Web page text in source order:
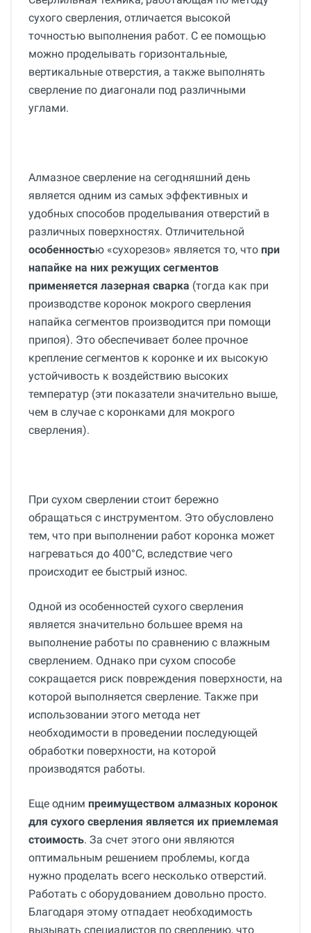
сухого сверления, отличается высокой
точностью выполнения работ. С ее помощью
можно проделывать горизонтальные,
вертикальные отверстия, а также выполнять
сверление по диагонали под различными
углами.
Алмазное сверление на сегодняшний день
является одним из самых эффективных и
удобных способов проделывания отверстий в
различных поверхностях. Отличительной
особенностью «сухорезов» является то, что при
напайке на них режущих сегментов
применяется лазерная сварка (тогда как при
производстве коронок мокрого сверления
напайка сегментов производится при помощи
припоя). Это обеспечивает более прочное
крепление сегментов к коронке и их высокую
устойчивость к воздействию высоких
температур (эти показатели значительно выше,
чем в случае с коронками для мокрого
сверления).
При сухом сверлении стоит бережно
обращаться с инструментом. Это обусловлено
тем, что при выполнении работ коронка может
нагреваться до 400°С, вследствие чего
происходит ее быстрый износ.
Одной из особенностей сухого сверления
является значительно большее время на
выполнение работы по сравнению с влажным
сверлением. Однако при сухом способе
сокращается риск повреждения поверхности, на
которой выполняется сверление. Также при
использовании этого метода нет
необходимости в проведении последующей
обработки поверхности, на которой
производятся работы.
Еще одним преимуществом алмазных коронок
для сухого сверления является их приемлемая
стоимость. За счет этого они являются
оптимальным решением проблемы, когда
нужно проделать всего несколько отверстий.
Работать с оборудованием довольно просто.
Благодаря этому отпадает необходимость
вызывать специалистов по сверлению, что